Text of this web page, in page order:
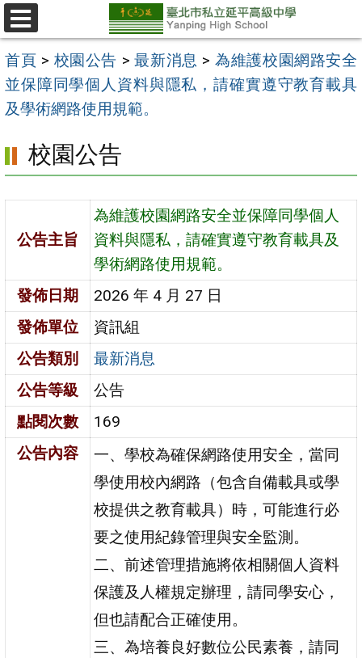
跳
至
主
要
內
選
單
首頁 > 校園公告 >最新消息 > 為維護校園網路安全
並保障同學個人資料與隱私，請確實遵守教育載具
及學術網路使用規範。
校園公告
公告主旨
為維護校園網路安全並保障同學個人
資料與隱私，請確實遵守教育載具及
學術網路使用規範。
發佈日期
2026 年 4 月 27 日
發佈單位
資訊組
公告類別
最新消息
公告等級
公告
點閱次數
169
公告內容
一、學校為確保網路使用安全，當同
學使用校內網路（包含自備載具或學
校提供之教育載具）時，可能進行必
要之使用紀錄管理與安全監測。
二、前述管理措施將依相關個人資料
保護及人權規定辦理，請同學安心，
但也請配合正確使用。
三、為培養良好數位公民素養，請同